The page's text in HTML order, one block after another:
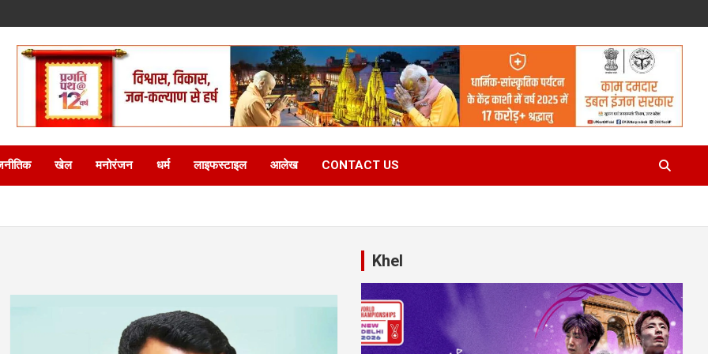
खेल मनोरंजन धर्म लाइफस्टाइल आलेख CONTACT US
Khel